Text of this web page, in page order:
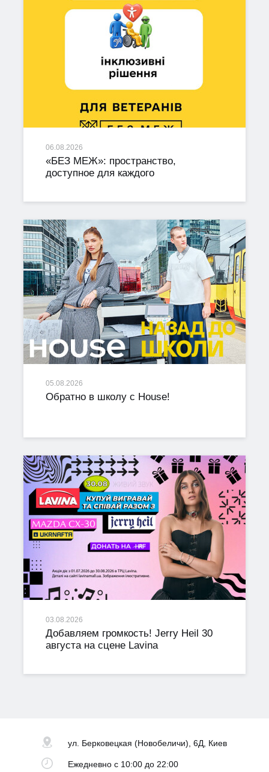
06.08.2026
«БЕЗ МЕЖ»: пространство,
доступное для каждого
05.08.2026
Обратно в школу с House!
03.08.2026
Добавляем громкость! Jerry Heil 30
августа на сцене Lavina
ул. Берковецкая (Новобеличи), 6Д, Киев
Ежедневнос 10:00 до 22:00